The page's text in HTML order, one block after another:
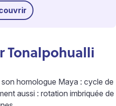
Tonalpohualli
homologue Maya : cycle de
aussi : rotation imbriquée de